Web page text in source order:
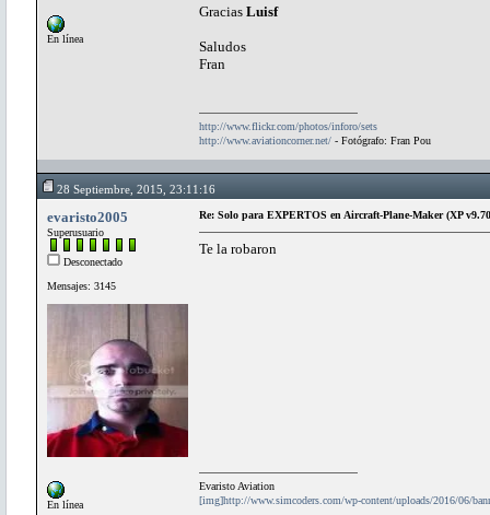
En línea
Gracias Luisf
Saludos
Fran
http://www.flickr.com/photos/inforo/sets
http://www.aviationcorner.net/ - Fotógrafo: Fran Pou
28 Septiembre, 2015, 23:11:16
evaristo2005
Superusuario
Desconectado
Mensajes: 3145
En línea
Re: Solo para EXPERTOS en Aircraft-Plane-Maker (XP
Te la robaron
Evaristo Aviation
[img]http://www.simcoders.com/wp-content/uploads/2016/06/